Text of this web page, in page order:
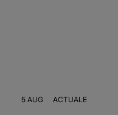
5 AUG ACTUALE